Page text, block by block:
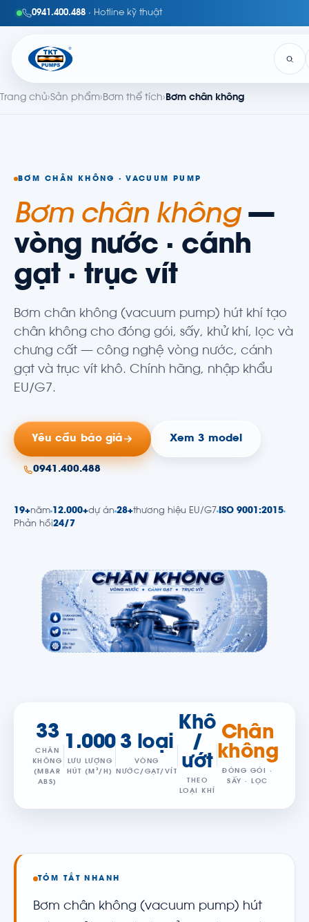
0941.400.488 · Hotline kỹ thuật
Trang chủ›Sản phẩm›Bơm thể tích›Bơm chân không
BƠM CHÂN KHÔNG · VACUUM PUMP
Bơm chân không—
vòng nước · cánh
gạt · trục vít
Bơm chân không (vacuum pump) hút khí tạo
chân không cho đóng gói, sấy, khử khí, lọc và
chưng cất — công nghệ vòng nước, cánh
gạt và trục vít khô. Chính hãng, nhập khẩu
EU/G7.
Yêu cầu báo giá Xem 3 model
0941.400.488
19+năm 12.000+dự án 28+thương hiệu EU/G7
ISO 9001:2015
Phản hồi24/7
33
CHÂN
KHÔNG
(MBAR
ABS)
1.000
LƯU LƯỢNG
HÚT (M³/H)
3 loại
VÒNG
NƯỚC/GẠT/VÍT
Khô
/
ướt
THEO
LOẠI KHÍ
Chân
không
ĐÓNG GÓI ·
SẤY · LỌC
TÓM TẮT NHANH
Bơm chân không (vacuum pump) hút